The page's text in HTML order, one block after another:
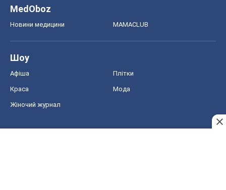
MedOboz
Новини медицини MAMACLUB
Шоу
Афіша Плітки
Краса Мода
Жіночий журнал